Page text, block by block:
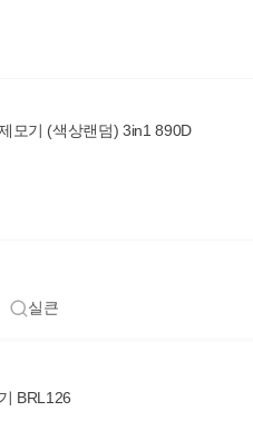
모기 (색상랜덤) 3in1 890D
실큰
BRL126